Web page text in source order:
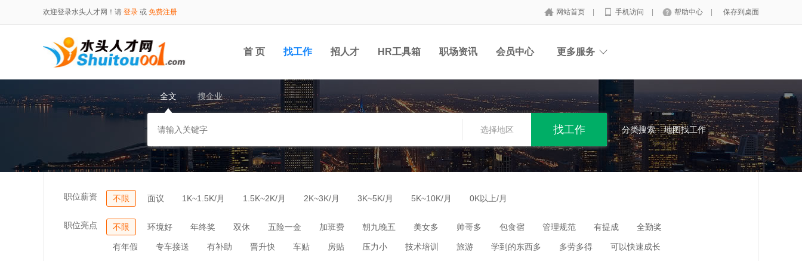
欢迎登录水头人才网！请 登录 或 免费注册 网站首页 手机访问 帮助中心 保存到桌面
首 页 找工作 招人才 HR工具箱 职场资讯 会员中心 更多服务
全文 搜企业
选择地区 分类搜索 地图找工作
职位薪资 不限 面议 1K~1.5K/月 1.5K~2K/月 2K~3K/月 3K~5K/月 5K~10K/月 0K以上/月
职位亮点 不限 环境好 年终奖 双休 五险一金 加班费 朝九晚五 美女多 帅哥多 包食宿 管理规范 有提成 全勤奖
有年假 专车接送 有补助 晋升快 车贴 房贴 压力小 技术培训 旅游 学到的东西多 多劳多得 可以快速成长